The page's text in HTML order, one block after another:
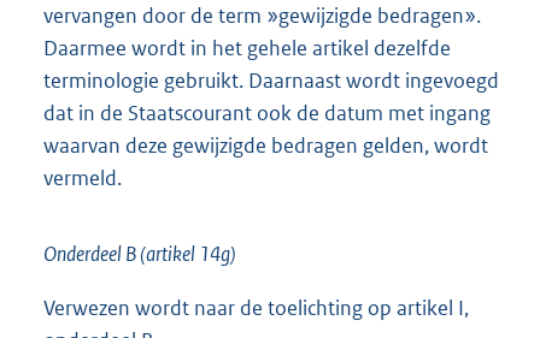
vervangen door de term »gewijzigde bedragen».
Daarmee wordt in het gehele artikel dezelfde
terminologie gebruikt. Daarnaast wordt ingevoegd
dat in de Staatscourant ook de datum met ingang
waarvan deze gewijzigde bedragen gelden, wordt
vermeld.
Onderdeel B (artikel 14g)
Verwezen wordt naar de toelichting op artikel I,